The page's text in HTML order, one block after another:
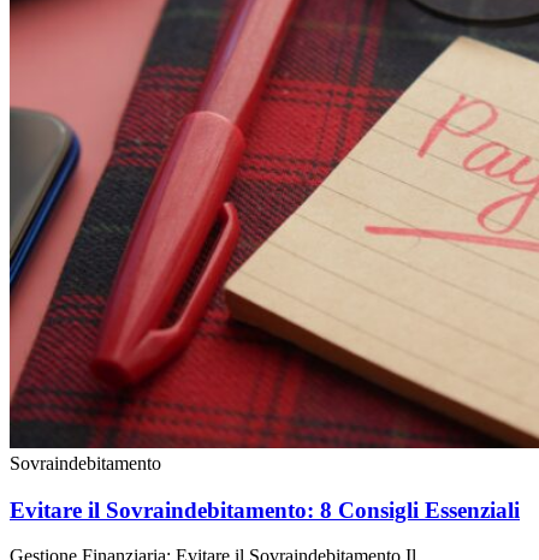
Sovraindebitamento
Evitare il Sovraindebitamento: 8 Consigli Essenziali